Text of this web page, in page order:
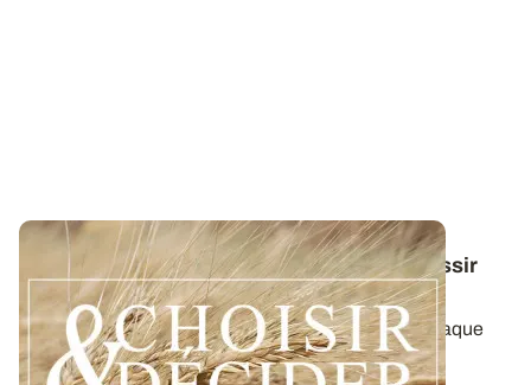
Conduite du blé dur : des guides pour réussir
ses interventions au printemps 2026
Retrouvez toutes les préconisations adaptées à chaque
région en matière de fertilisation...